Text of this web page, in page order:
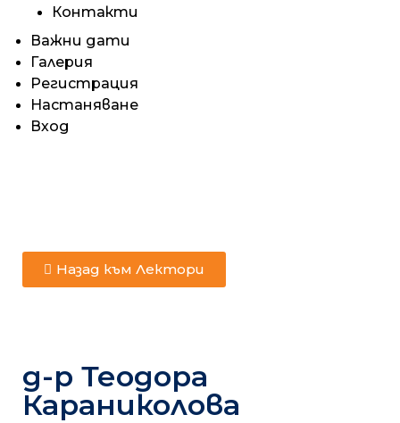
Контакти
Важни дати
Галерия
Регистрация
Настаняване
Вход
Назад към Лектори
д-р Теодора
Караниколова